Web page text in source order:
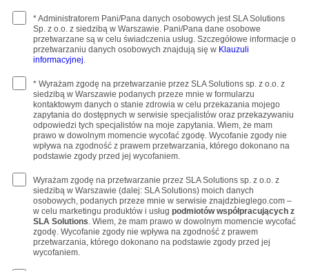
* Administratorem Pani/Pana danych osobowych jest SLA Solutions
Sp. z o.o. z siedzibą w Warszawie. Pani/Pana dane osobowe
przetwarzane są w celu świadczenia usług. Szczegółowe informacje o
przetwarzaniu danych osobowych znajdują się w Klauzuli
informacyjnej.
* Wyrażam zgodę na przetwarzanie przez SLA Solutions sp. z o.o. z
siedzibą w Warszawie podanych przeze mnie w formularzu
kontaktowym danych o stanie zdrowia w celu przekazania mojego
zapytania do dostępnych w serwisie specjalistów oraz przekazywaniu
odpowiedzi tych specjalistów na moje zapytania. Wiem, że mam
prawo w dowolnym momencie wycofać zgodę. Wycofanie zgody nie
wpływa na zgodność z prawem przetwarzania, którego dokonano na
podstawie zgody przed jej wycofaniem.
Wyrażam zgodę na przetwarzanie przez SLA Solutions sp. z o.o. z
siedzibą w Warszawie (dalej: SLA Solutions) moich danych
osobowych, podanych przeze mnie w serwisie znajdzbieglego.com –
w celu marketingu produktów i usług podmiotów współpracujących z
SLA Solutions. Wiem, że mam prawo w dowolnym momencie wycofać
zgodę. Wycofanie zgody nie wpływa na zgodność z prawem
przetwarzania, którego dokonano na podstawie zgody przed jej
wycofaniem.